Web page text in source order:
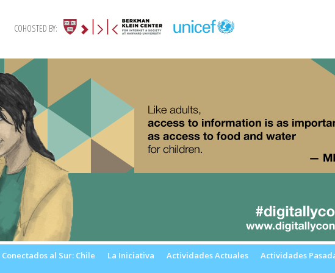
COHOSTED BY:
Conectados al Sur: Chile La Iniciativa Actividades Actuales
Actividades